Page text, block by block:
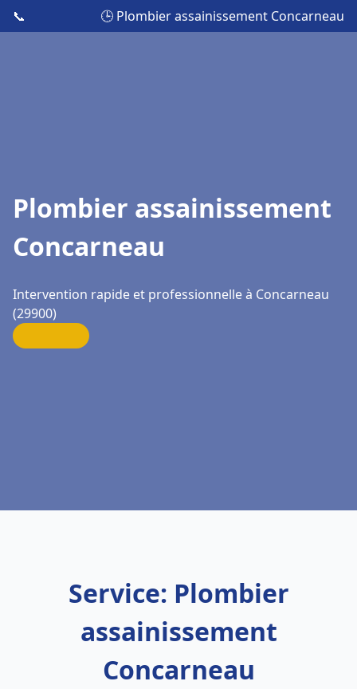
📞 🕒 Plombier assainissement Concarneau
Plombier assainissement
Concarneau
Intervention rapide et professionnelle à Concarneau
(29900)
Service: Plombier
assainissement
Concarneau